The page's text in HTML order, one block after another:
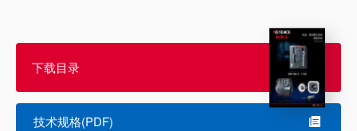
下载目录
技术规格(PDF)